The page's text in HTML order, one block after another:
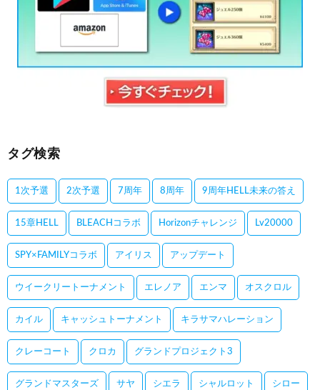
タグ検索
1次予選 2次予選 7周年 8周年 9周年HELL未来の答え
15章HELL BLEACHコラボ Horizonチャレンジ Lv20000
SPY×FAMILYコラボ アイリス アップデート
ウイークリートーナメント エレノア エンマ オスクロル
カイル キャッシュトーナメント キラサマハレーション
クレーコート クロカ グランドプロジェクト3
グランドマスターズ サヤ シエラ シャルロット シロー